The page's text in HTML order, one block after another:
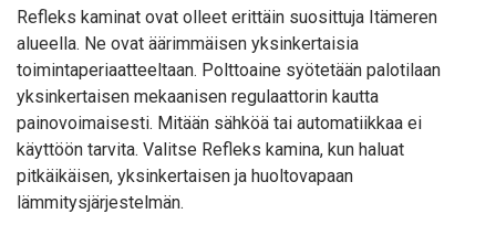
Refleks kaminat ovat olleet erittäin suosittuja Itämeren
alueella. Ne ovat äärimmäisen yksinkertaisia
toimintaperiaatteeltaan. Polttoaine syötetään palotilaan
yksinkertaisen mekaanisen regulaattorin kautta
painovoimaisesti. Mitään sähköä tai automatiikkaa ei
käyttöön tarvita. Valitse Refleks kamina, kun haluat
pitkäikäisen, yksinkertaisen ja huoltovapaan
lämmitysjärjestelmän.